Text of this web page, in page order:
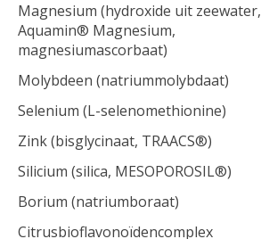
Magnesium (hydroxide uit zeewater,
Aquamin® Magnesium,
magnesiumascorbaat)
Molybdeen (natriummolybdaat)
Selenium (L-selenomethionine)
Zink (bisglycinaat, TRAACS®)
Silicium (silica, MESOPOROSIL®)
Borium (natriumboraat)
Citrusbioflavonoïdencomplex